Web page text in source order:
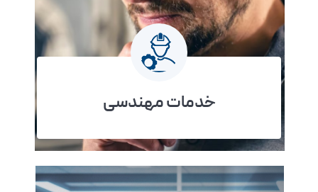
خدمات مهندسی